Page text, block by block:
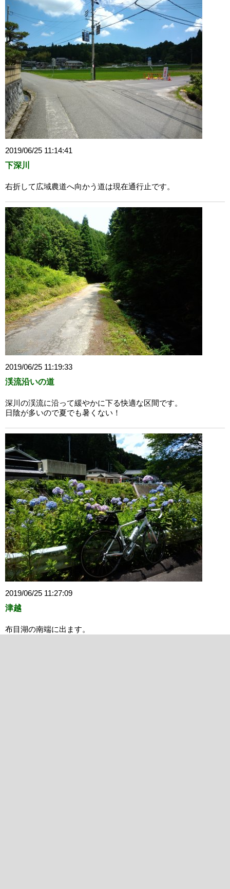
2019/06/25 11:14:41
下深川
右折して広域農道へ向かう道は現在通行止です。
2019/06/25 11:19:33
渓流沿いの道
深川の渓流に沿って緩やかに下る快適な区間です。
日陰が多いので夏でも暑くない！
2019/06/25 11:27:09
津越
布目湖の南端に出ます。